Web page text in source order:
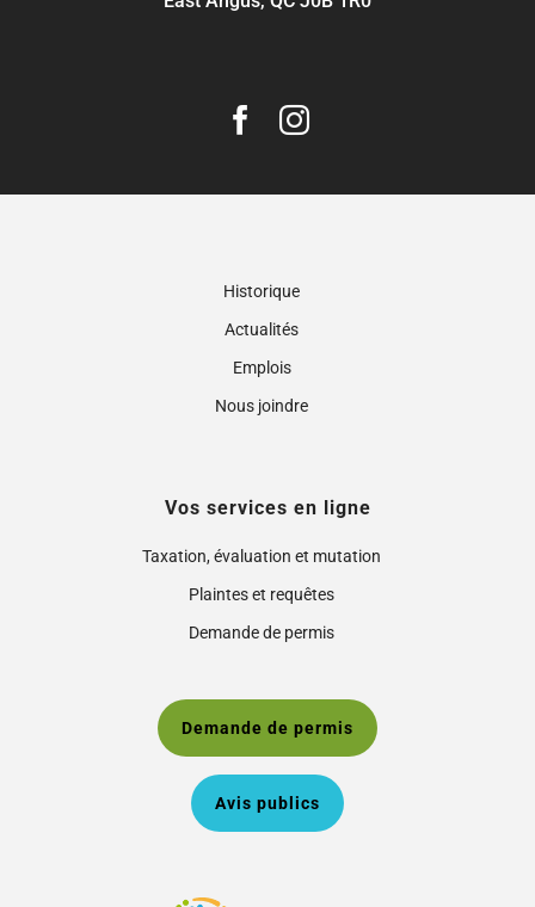
Historique
Actualités
Emplois
Nous joindre
Vos services en ligne
Taxation, évaluation et mutation
Plaintes et requêtes
Demande de permis
Demande de permis
Avis publics